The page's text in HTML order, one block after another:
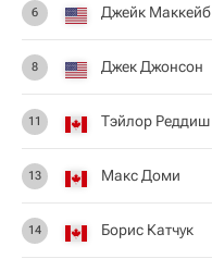
6 Джейк Маккейб
8 Джек Джонсон
11 Тэйлор Реддиш
13 Макс Доми
14 Борис Катчук